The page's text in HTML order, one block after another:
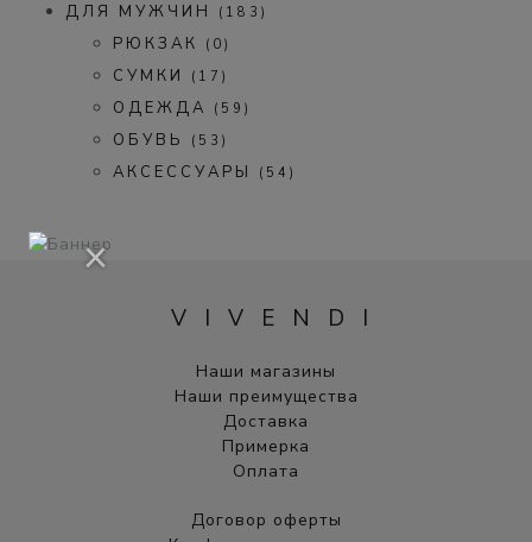
ДЛЯ МУЖЧИН (183)
РЮКЗАК (0)
СУМКИ (17)
ОДЕЖДА (59)
ОБУВЬ (53)
АКСЕССУАРЫ (54)
VIVENDI
Наши магазины
Наши преимущества
Доставка
Примерка
Оплата
Договор оферты
×